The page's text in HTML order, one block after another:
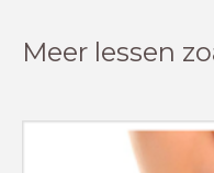
Meer lessen